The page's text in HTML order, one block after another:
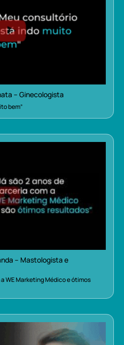
– Ginecologista
bem”
– Mastologista e
WE Marketing Médico e ótimos